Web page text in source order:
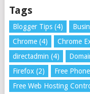
Tags
Blogger Tips(4)
Chrome(4) Chrome
directadmin (4)
Firefox(2) Free
Free Web Hosting